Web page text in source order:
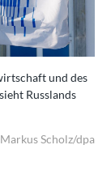
und des
Russlands
Scholz/dpa